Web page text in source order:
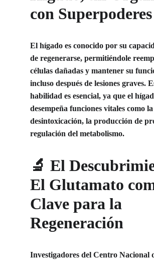
con Superpoderes
El hígado es conocido por su
de regenerarse, permitiéndole
células dañadas y mantener su
incluso después de lesiones graves.
habilidad es esencial, ya que el
desempeña funciones vitales como la
desintoxicación, la producción de
regulación del metabolismo.
🔬 El
El Glutamato
Clave para la
Regeneración
Investigadores del Centro Nacional